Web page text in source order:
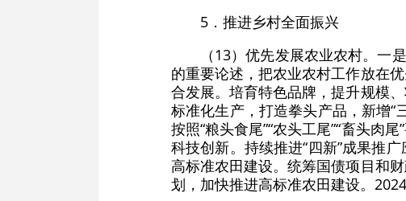
5．推进乡村全面振兴
（13）优先发展农业农村。一
的重要论述，把农业农村工作放在
合发展。培育特色品牌，提升规模
标准化生产，打造拳头产品，新增“
按照“粮头食尾”“农头工尾”“畜头肉
科技创新。持续推进“四新”成果推
高标准农田建设。统筹国债项目和
划，加快推进高标准农田建设。